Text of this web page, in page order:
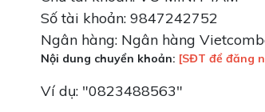
Số tài khoản: 9847242752
Ngân hàng: Ngân hàng
Nội dung chuyển khoản: [SĐT để đăng
Ví dụ: "0823488563"